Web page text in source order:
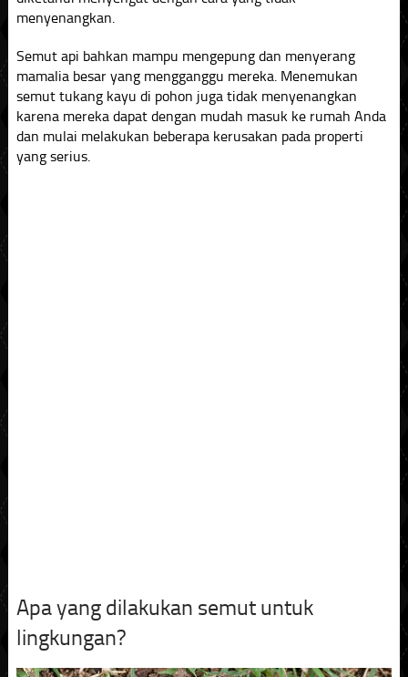
menyenangkan.
Semut api bahkan mampu mengepung dan menyerang
mamalia besar yang mengganggu mereka. Menemukan
semut tukang kayu di pohon juga tidak menyenangkan
karena mereka dapat dengan mudah masuk ke rumah Anda
dan mulai melakukan beberapa kerusakan pada properti
yang serius.
Apa yang dilakukan semut untuk
lingkungan?